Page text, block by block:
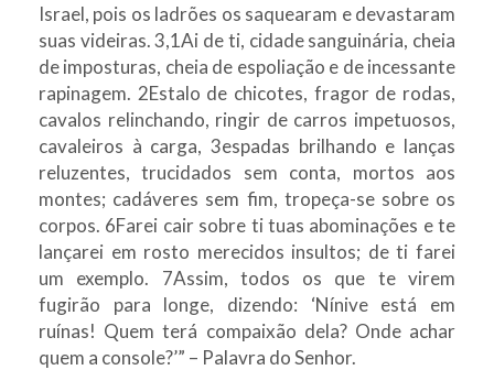
Israel, pois os ladrões os saquearam e devastaram
suas videiras. 3,1Ai de ti, cidade sanguinária, cheia
de imposturas, cheia de espoliação e de incessante
rapinagem. 2Estalo de chicotes, fragor de rodas,
cavalos relinchando, ringir de carros impetuosos,
cavaleiros à carga, 3espadas brilhando e lanças
reluzentes, trucidados sem conta, mortos aos
montes; cadáveres sem fim, tropeça-se sobre os
corpos. 6Farei cair sobre ti tuas abominações e te
lançarei em rosto merecidos insultos; de ti farei
um exemplo. 7Assim, todos os que te virem
fugirão para longe, dizendo: ‘Nínive está em
ruínas! Quem terá compaixão dela? Onde achar
quem a console?’” – Palavra do Senhor.